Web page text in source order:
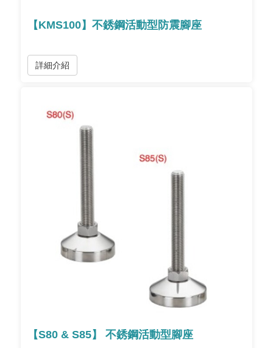
【KMS100】不銹鋼活動型防震腳座
詳細介紹
【S80 & S85】 不銹鋼活動型腳座